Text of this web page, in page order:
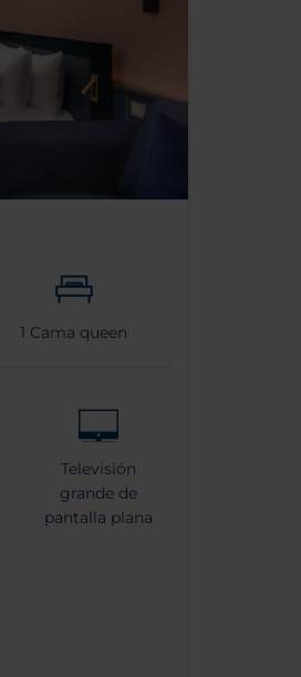
1 Cama queen
Televisión
grande de
pantalla plana